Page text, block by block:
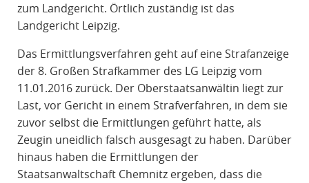
zum Landgericht. Örtlich zuständig ist das
Landgericht Leipzig.
Das Ermittlungsverfahren geht auf eine Strafanzeige
der 8. Großen Strafkammer des LG Leipzig vom
11.01.2016 zurück. Der Oberstaatsanwältin liegt zur
Last, vor Gericht in einem Strafverfahren, in dem sie
zuvor selbst die Ermittlungen geführt hatte, als
Zeugin uneidlich falsch ausgesagt zu haben. Darüber
hinaus haben die Ermittlungen der
Staatsanwaltschaft Chemnitz ergeben, dass die